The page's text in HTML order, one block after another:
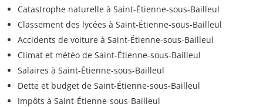
Catastrophe naturelle à Saint-Étienne-sous-Bailleul
Classement des lycées à Saint-Étienne-sous-Bailleul
Accidents de voiture à Saint-Étienne-sous-Bailleul
Climat et météo de Saint-Étienne-sous-Bailleul
Salaires à Saint-Étienne-sous-Bailleul
Dette et budget de Saint-Étienne-sous-Bailleul
Impôts à Saint-Étienne-sous-Bailleul